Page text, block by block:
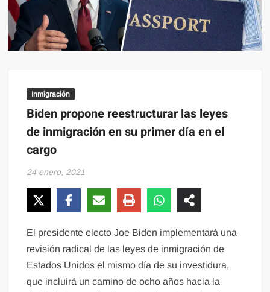
Inmigración
Biden propone reestructurar las leyes
de inmigración en su primer día en el
cargo
24 enero, 2021
El presidente electo Joe Biden implementará una
revisión radical de las leyes de inmigración de
Estados Unidos el mismo día de su investidura,
que incluirá un camino de ocho años hacia la